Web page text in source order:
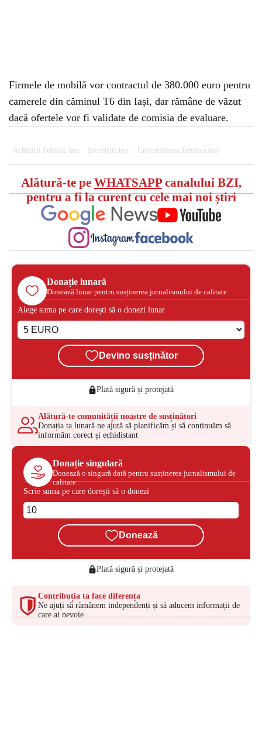
Firmele de mobilă vor contractul de 380.000 euro pentru
camerele din căminul T6 din Iași, dar rămâne de văzut
dacă ofertele vor fi validate de comisia de evaluare.
Achiziții Publice Iași Investiții Iași Universitatea Tehnica Iasi
Alătură-te pe WHATSAPPcanalului BZI,
pentru a fi la curent cu cele mai noi știri
Donație lunară
Donează lunar pentru susținerea jurnalismului de calitate
Alege suma pe care dorești să o donezi lunar
Devino susținător
Plată sigură și protejată
Alătură-te comunității noastre de susținători
Donația ta lunară ne ajută să planificăm și să continuăm să
informăm corect și echidistant
Donație singulară
Donează o singură dată pentru susținerea jurnalismului de
calitate
Scrie suma pe care dorești să o donezi
Donează
Plată sigură și protejată
Contribuția ta face diferența
Ne ajuți să rămânem independenți și să aducem informații de
care ai nevoie